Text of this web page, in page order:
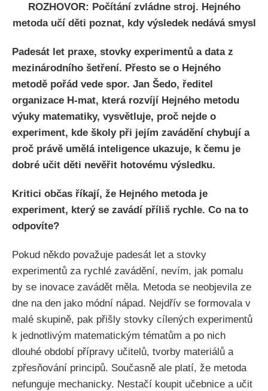
ROZHOVOR: Počítání zvládne stroj. Hejného
metoda učí děti poznat, kdy výsledek nedává smysl
Padesát let praxe, stovky experimentů a data z
mezinárodního šetření. Přesto se o Hejného
metodě pořád vede spor. Jan Šedo, ředitel
organizace H-mat, která rozvíjí Hejného metodu
výuky matematiky, vysvětluje, proč nejde o
experiment, kde školy při jejím zavádění chybují a
proč právě umělá inteligence ukazuje, k čemu je
dobré učit děti nevěřit hotovému výsledku.
Kritici občas říkají, že Hejného metoda je
experiment, který se zavádí příliš rychle. Co na to
odpovíte?
Pokud někdo považuje padesát let a stovky
experimentů za rychlé zavádění, nevím, jak pomalu
by se inovace zavádět měla. Metoda se neobjevila ze
dne na den jako módní nápad. Nejdřív se formovala v
malé skupině, pak přišly stovky cílených experimentů
k jednotlivým matematickým tématům a po nich
dlouhé období přípravy učitelů, tvorby materiálů a
zpřesňování principů. Současně ale platí, že metoda
nefunguje mechanicky. Nestačí koupit učebnice a učit